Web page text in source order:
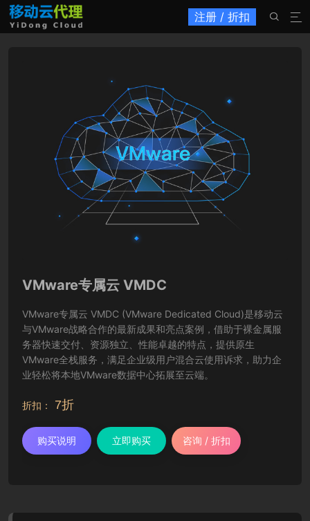
注册 / 折扣 

VMware专属云 VMDC
VMware专属云 VMDC (VMware Dedicated Cloud)是移动云
与VMware战略合作的最新成果和亮点案例，借助于裸金属服
务器快速交付、资源独立、性能卓越的特点，提供原生
VMware全栈服务，满足企业级用户混合云使用诉求，助力企
业轻松将本地VMware数据中心拓展至云端。
折扣： 7折
购买说明 立即购买 咨询 / 折扣